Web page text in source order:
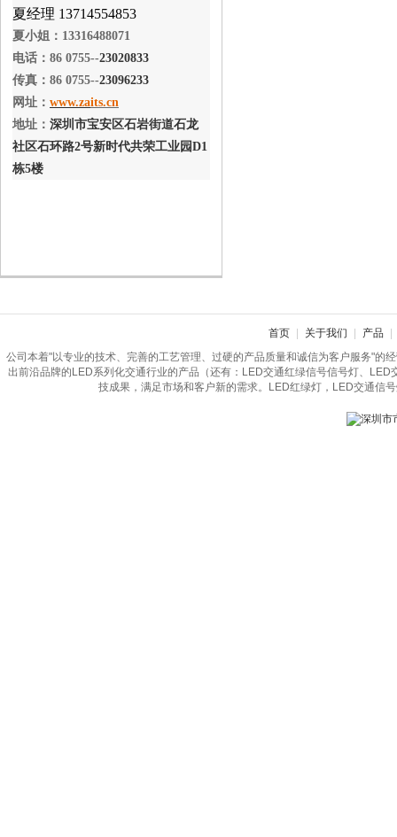
夏经理 13714554853
夏小姐：13316488071
电话：86 0755--23020833
传真：86 0755--23096233
网址： www.zaits.cn
地址： 深圳市宝安区石岩街道石龙
社区石环路2号新时代共荣工业园D1
栋5楼
首页 关于我们 产品
公司本着"以专业的技术、完善的工艺管理、过硬的产品质量和诚信为客户服务"的
出前沿品牌的LED系列化交通行业的产品（还有：LED交通红绿信号信号灯、
技成果，满足市场和客户新的需求。LED红绿灯，LED交通信